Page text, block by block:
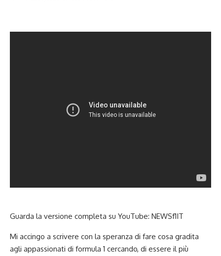
Guarda la versione completa su YouTube: NEWSf1IT
Mi accingo a scrivere con la speranza di fare cosa gradita
agli appassionati di formula 1 cercando, di essere il più